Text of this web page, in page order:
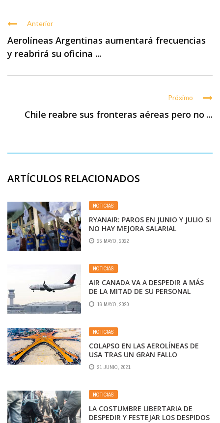
Anterior
Aerolíneas Argentinas aumentará frecuencias
y reabrirá su oficina ...
Próximo
Chile reabre sus fronteras aéreas pero no ...
ARTÍCULOS RELACIONADOS
NOTICIAS
RYANAIR: PAROS EN JUNIO Y JULIO SI
NO HAY MEJORA SALARIAL
25 MAYO, 2022
NOTICIAS
AIR CANADA VA A DESPEDIR A MÁS
DE LA MITAD DE SU PERSONAL
16 MAYO, 2020
NOTICIAS
COLAPSO EN LAS AEROLÍNEAS DE
USA TRAS UN GRAN FALLO
INFORMÁTICO
21 JUNIO, 2021
NOTICIAS
LA COSTUMBRE LIBERTARIA DE
DESPEDIR Y FESTEJAR LOS DESPIDOS